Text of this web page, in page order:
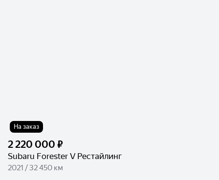
На заказ
2 220 000 ₽
Subaru Forester V Рестайлинг
2021 / 32 450 км